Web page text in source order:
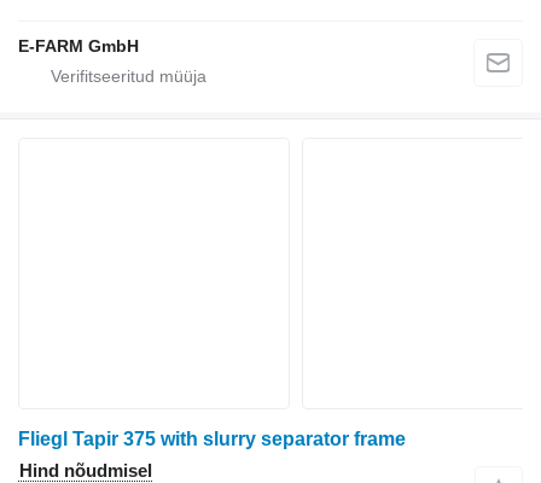
E-FARM GmbH
Fliegl Tapir 375 with slurry separator frame
Hind nõudmisel